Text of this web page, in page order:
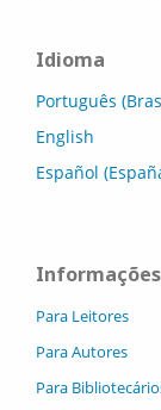
Idioma
Português
English
Español
Informações
Para Leitores
Para Autores
Para